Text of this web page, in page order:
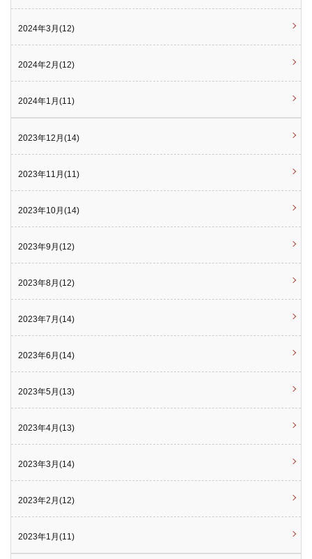
2024年3月(12)
2024年2月(12)
2024年1月(11)
2023年12月(14)
2023年11月(11)
2023年10月(14)
2023年9月(12)
2023年8月(12)
2023年7月(14)
2023年6月(14)
2023年5月(13)
2023年4月(13)
2023年3月(14)
2023年2月(12)
2023年1月(11)